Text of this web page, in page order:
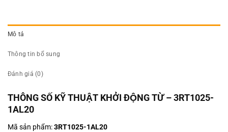
Mô tả
Thông tin bổ sung
Đánh giá (0)
THÔNG SỐ KỸ THUẬT KHỞI ĐỘNG TỪ – 3RT1025-
1AL20
Mã sản phẩm:3RT1025-1AL20